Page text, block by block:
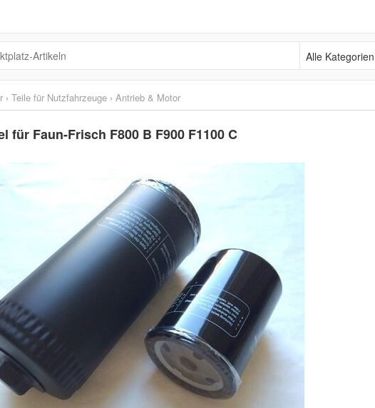
Alle Kategorien
› Teile für Nutzfahrzeuge › Antrieb & Motor
für Faun-Frisch F800 B F900 F1100 C